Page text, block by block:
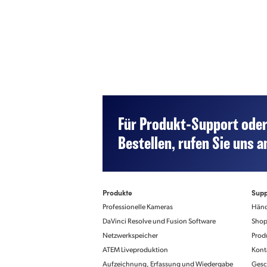
SDI-
Videonormen
Unterstützte HD-
720p/50; 720p/
1080p/23,98;
1080p/59,94;
Monitorfunktionen
Drehknöpfe,
benutzerdefinierbare
Für Produkt-Support
Bestellen, rufen Sie uns
Produkte
Professionelle Kameras
DaVinci Resolve und Fusion Software
Netzwerkspeicher
ATEM Liveproduktion
Aufzeichnung, Erfassung und Wiedergabe